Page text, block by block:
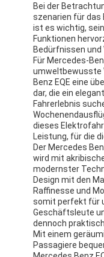
Bei der
szenarien für das
ist es wichtig,
Funktionen
Bedürfnissen und
Für Mercedes-
umweltbewusste
Benz EQE eine
dar, die ein
Fahrerlebnis
dieses
Leistung, für die
Der Mercedes
wird mit
modernster
Design mit den
Raffinesse und
somit perfekt für
Geschäftsleute
dennoch
Mit einem
Passagiere